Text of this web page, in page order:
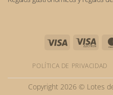
Visa
Visa
POLÍTICA DE PRIVACIDAD
Copyright 2026 © Lotes